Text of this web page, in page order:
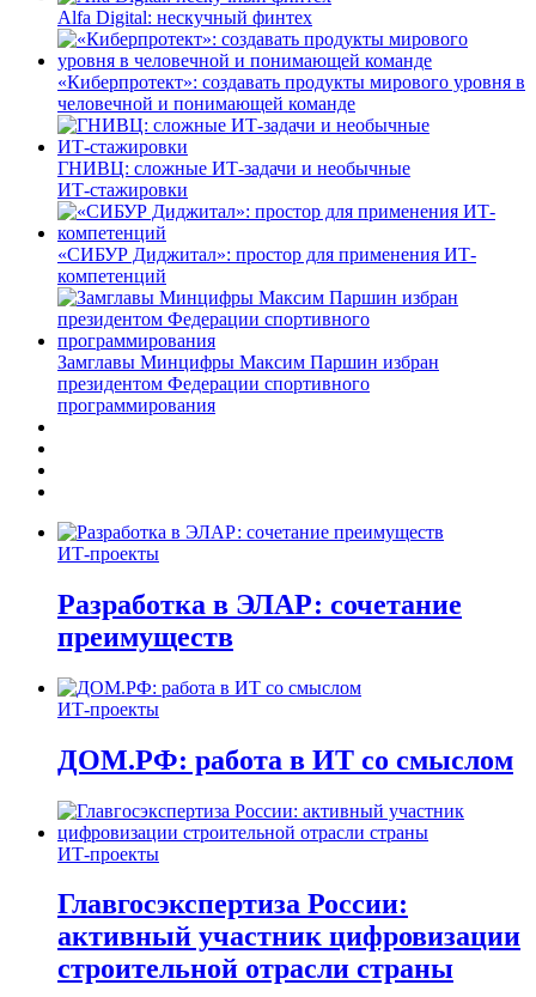
Alfa Digital: нескучный финтех
«Киберпротект»: создавать продукты мирового уровня в
человечной и понимающей команде
ГНИВЦ: сложные ИТ‑задачи и необычные
ИТ‑стажировки
«СИБУР Диджитал»: простор для применения ИТ-
компетенций
Замглавы Минцифры Максим Паршин избран
президентом Федерации спортивного
программирования
ИТ-проекты
Разработка в ЭЛАР: сочетание
преимуществ
ИТ-проекты
ДОМ.РФ: работа в ИТ со смыслом
ИТ-проекты
Главгосэкспертиза России:
активный участник цифровизации
строительной отрасли страны